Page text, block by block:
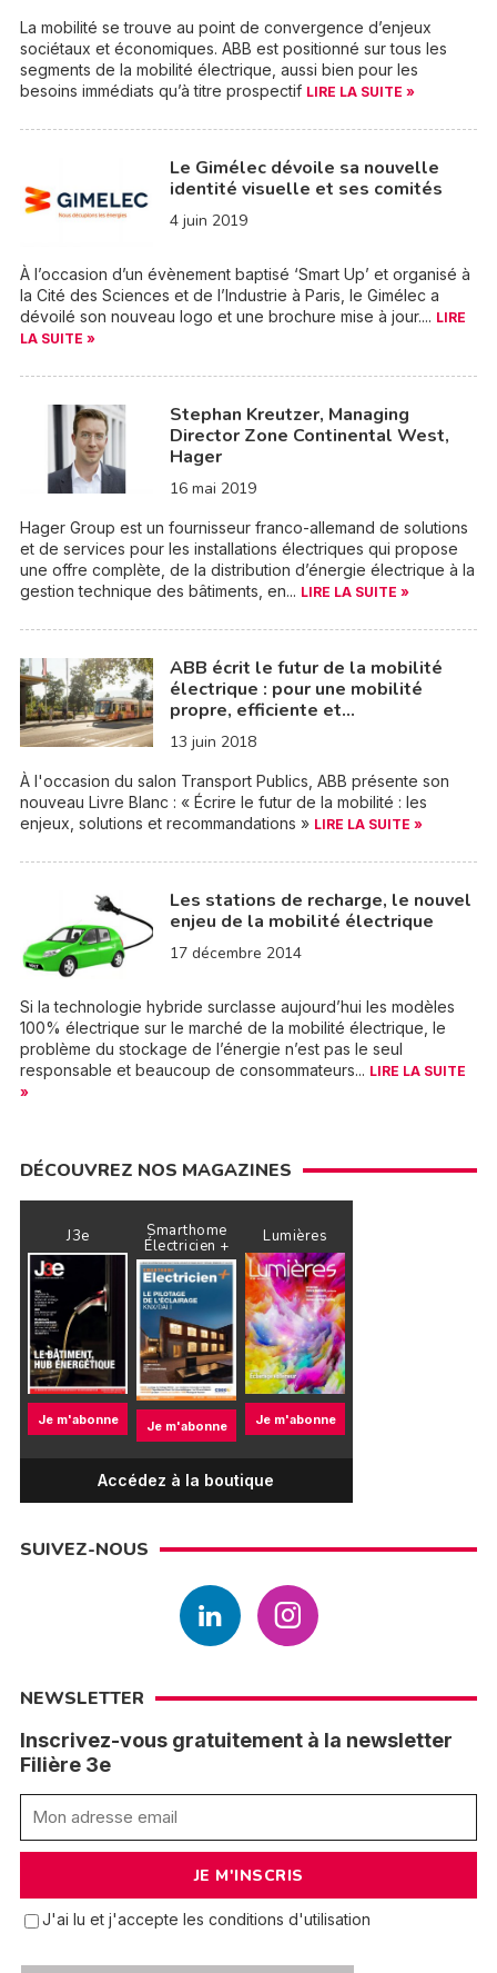
La mobilité se trouve au point de convergence d’enjeux
sociétaux et économiques. ABB est positionné sur tous les
segments de la mobilité électrique, aussi bien pour les
besoins immédiats qu’à titre prospectif LIRE LA SUITE »
Le Gimélec dévoile sa nouvelle
identité visuelle et ses comités
4 juin 2019
À l’occasion d’un évènement baptisé ‘Smart Up’ et organisé à
la Cité des Sciences et de l’Industrie à Paris, le Gimélec a
dévoilé son nouveau logo et une brochure mise à jour.... LIRE
LA SUITE »
Stephan Kreutzer, Managing
Director Zone Continental West,
Hager
16 mai 2019
Hager Group est un fournisseur franco-allemand de solutions
et de services pour les installations électriques qui propose
une offre complète, de la distribution d’énergie électrique à la
gestion technique des bâtiments, en... LIRE LA SUITE »
ABB écrit le futur de la mobilité
électrique : pour une mobilité
propre, efficiente et…
13 juin 2018
À l'occasion du salon Transport Publics, ABB présente son
nouveau Livre Blanc : « Écrire le futur de la mobilité : les
enjeux, solutions et recommandations » LIRE LA SUITE »
Les stations de recharge, le nouvel
enjeu de la mobilité électrique
17 décembre 2014
Si la technologie hybride surclasse aujourd’hui les modèles
100% électrique sur le marché de la mobilité électrique, le
problème du stockage de l’énergie n’est pas le seul
responsable et beaucoup de consommateurs... LIRE LA SUITE
»
DÉCOUVREZ NOS MAGAZINES
J3e
Je m'abonne
Smarthome
Électricien +
Je m'abonne
Lumières
Je m'abonne
Accédez à la boutique
SUIVEZ-NOUS
NEWSLETTER
Inscrivez-vous gratuitement à la newsletter
Filière 3e
J'ai lu et j'accepte les conditions d'utilisation